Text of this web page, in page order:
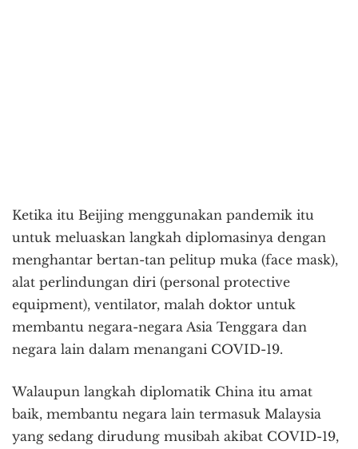
Ketika itu Beijing menggunakan pandemik itu
untuk meluaskan langkah diplomasinya dengan
menghantar bertan-tan pelitup muka (face mask),
alat perlindungan diri (personal protective
equipment), ventilator, malah doktor untuk
membantu negara-negara Asia Tenggara dan
negara lain dalam menangani COVID-19.
Walaupun langkah diplomatik China itu amat
baik, membantu negara lain termasuk Malaysia
yang sedang dirudung musibah akibat COVID-19,